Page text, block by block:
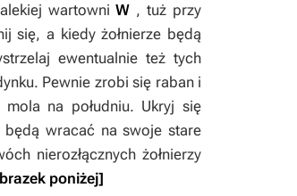
wartowniW , tuż przy
się, a kiedy żołnierze będą
ewentualnie też tych
Pewnie zrobi się raban i
na południu. Ukryj się
wracać na swoje stare
nierozłącznych żołnierzy
poniżej]